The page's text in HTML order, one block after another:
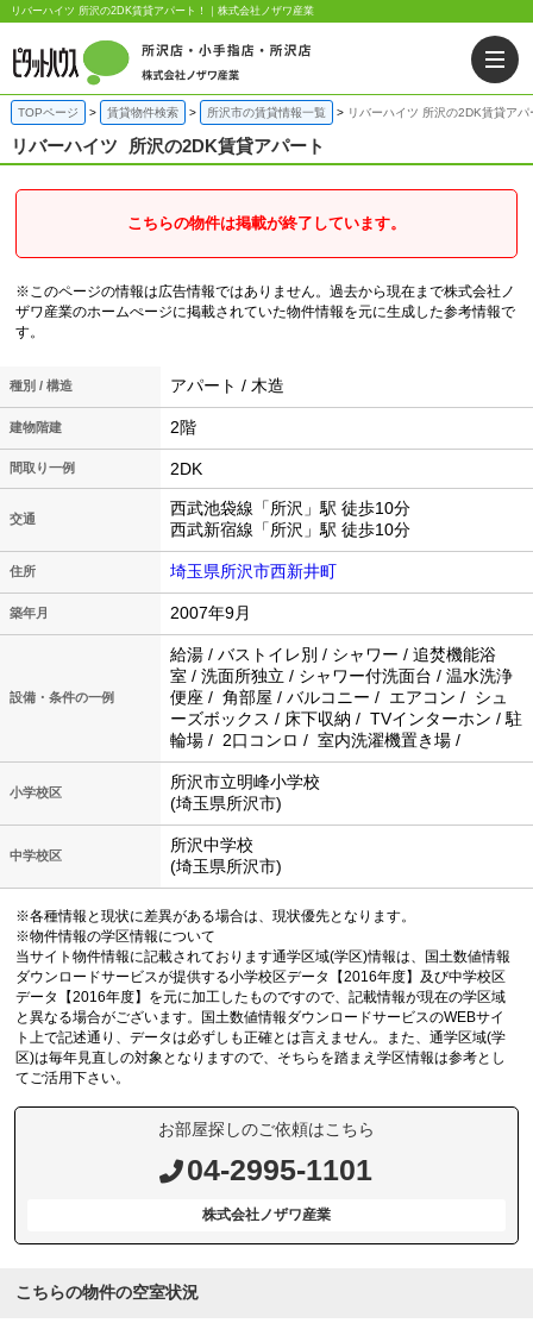
リバーハイツ 所沢の2DK賃貸アパート！｜株式会社ノザワ産業
TOPページ 賃貸物件検索 所沢市の賃貸情報一覧 リバーハイツ 所沢の2DK賃貸アパ
リバーハイツ 所沢の2DK賃貸アパート
こちらの物件は掲載が終了しています。
※このページの情報は広告情報ではありません。過去から現在まで株式会社ノ
ザワ産業のホームぺージに掲載されていた物件情報を元に生成した参考情報で
す。
種別 / 構造 アパート / 木造
建物階建 2階
間取り一例 2DK
交通
西武池袋線「所沢」駅 徒歩10分
西武新宿線「所沢」駅 徒歩10分
住所 埼玉県所沢市西新井町
築年月 2007年9月
設備・条件の一例
給湯 / バストイレ別 / シャワー / 追焚機能浴
室 / 洗面所独立 / シャワー付洗面台 / 温水洗浄
便座 / 角部屋 / バルコニー / エアコン / シュ
ーズボックス / 床下収納 / TVインターホン / 駐
輪場 / 2口コンロ / 室内洗濯機置き場 /
小学校区
所沢市立明峰小学校
(埼玉県所沢市)
中学校区
所沢中学校
(埼玉県所沢市)
※各種情報と現状に差異がある場合は、現状優先となります。
※物件情報の学区情報について
当サイト物件情報に記載されております通学区域(学区)情報は、国土数値情報
ダウンロードサービスが提供する小学校区データ【2016年度】及び中学校区
データ【2016年度】を元に加工したものですので、記載情報が現在の学区域
と異なる場合がございます。国土数値情報ダウンロードサービスのWEBサイ
ト上で記述通り、データは必ずしも正確とは言えません。また、通学区域(学
区)は毎年見直しの対象となりますので、そちらを踏まえ学区情報は参考とし
てご活用下さい。
お部屋探しのご依頼はこちら
04-2995-1101
株式会社ノザワ産業
こちらの物件の空室状況